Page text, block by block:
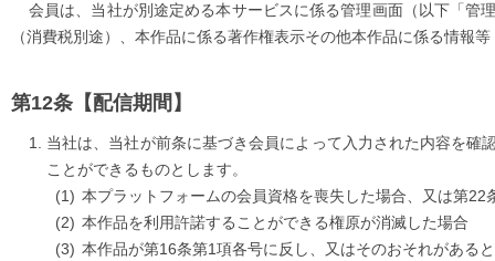
会員は、当社が別途定める本サービスに係る管理画面（以下「管
（消費税別途）、本作品に係る著作権表示その他本作品に係る情報
【配信期間】
当社は、当社が前条に基づき会員によって入力された内容を
ことができるものとします。
本プラットフォームの会員資格を喪失した場合、又は第22
本作品を利用許諾することができる権原が消滅した場合
本作品が第16条第1項各号に反し、又はそのおそれがある